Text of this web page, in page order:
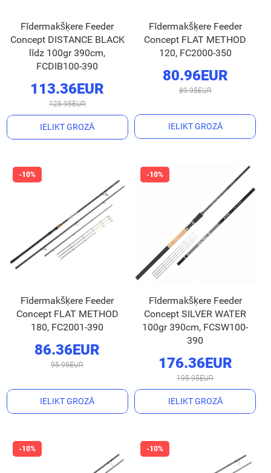
Fīdermakšķere Feeder
Concept DISTANCE BLACK
līdz 100gr 390cm,
FCDIB100-390
113.36EUR
125.95EUR
IELIKT GROZĀ
Fīdermakšķere Feeder
Concept FLAT METHOD
120, FC2000-350
80.96EUR
89.95EUR
IELIKT GROZĀ
Fīdermakšķere Feeder
Concept FLAT METHOD
180, FC2001-390
86.36EUR
95.95EUR
IELIKT GROZĀ
Fīdermakšķere Feeder
Concept SILVER WATER
100gr 390cm, FCSW100-
390
176.36EUR
195.95EUR
IELIKT GROZĀ